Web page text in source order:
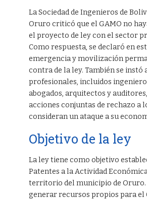
La Sociedad de Ingenieros de
Oruro criticó que el GAMO no
el proyecto de ley con el sector
Como respuesta, se declaró en
emergencia y movilización
contra de la ley. También se instó
profesionales, incluidos
abogados, arquitectos y
acciones conjuntas de rechazo a
consideran un ataque a su
Objetivo de la ley
La ley tiene como objetivo
Patentes a la Actividad
territorio del municipio de Oruro.
generar recursos propios para el